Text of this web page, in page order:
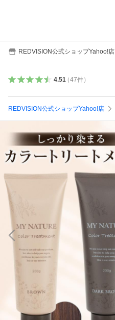
REDVISION公式ショップYahoo!店
4.51（47件）
REDVISION公式ショップYahoo!店